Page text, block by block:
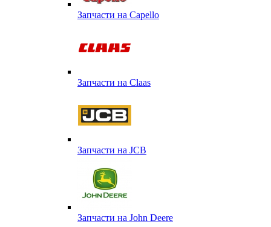
Запчасти на Capello
Запчасти на Сlaas
Запчасти на JCB
Запчасти на John Deere